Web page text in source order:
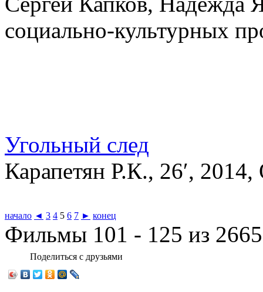
социально-культурных
Угольный след
Карапетян Р.К., 26′,
начало ◄ 3 4 5 6 7 ► конец
Фильмы 101 - 125 из 2665
Поделиться с друзьями